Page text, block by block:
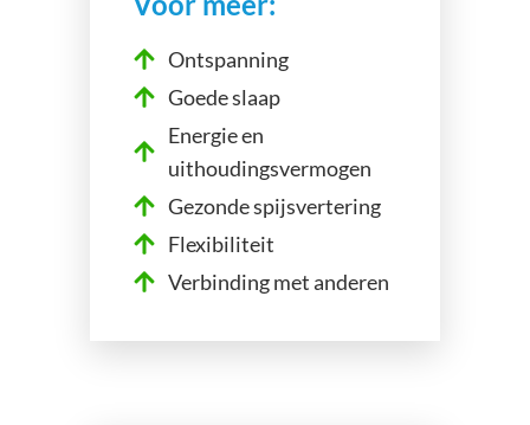
Ontspanning
Goede slaap
Energie en
uithoudingsvermogen
Gezonde spijsvertering
Flexibiliteit
Verbinding met anderen